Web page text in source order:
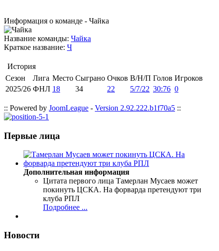
Информация о команде - Чайка
Название команды: Чайка
Краткое название: Ч
История
Сезон
Лига Место Сыграно Очков В/Н/П Голов Игроков
2025/26 ФНЛ 18 34 22 5/7/22 30:76 0
:: Powered by JoomLeague - Version 2.92.222.b1f70a5 ::
Первые лица
Дополнительная информация
Цитата первого лица Тамерлан Мусаев может
покинуть ЦСКА. На форварда претендуют три
клуба РПЛ
Подробнее ...
Новости